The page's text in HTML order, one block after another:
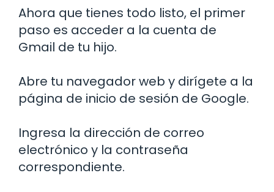
Ahora que tienes todo listo, el primer
paso es acceder a la cuenta de
Gmail de tu hijo.
Abre tu navegador web y dirígete a la
página de inicio de sesión de Google.
Ingresa la dirección de correo
electrónico y la contraseña
correspondiente.